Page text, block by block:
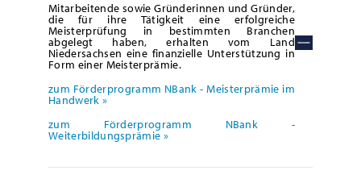
Mitarbeitende sowie Gründerinnen und Gründer,
die für ihre Tätigkeit eine erfolgreiche
Meisterprüfung in bestimmten Branchen
abgelegt haben, erhalten vom Land
Niedersachsen eine finanzielle Unterstützung in
Form einer Meisterprämie.
zum Förderprogramm NBank - Meisterprämie im
Handwerk »
zum Förderprogramm NBank -
Weiterbildungsprämie »